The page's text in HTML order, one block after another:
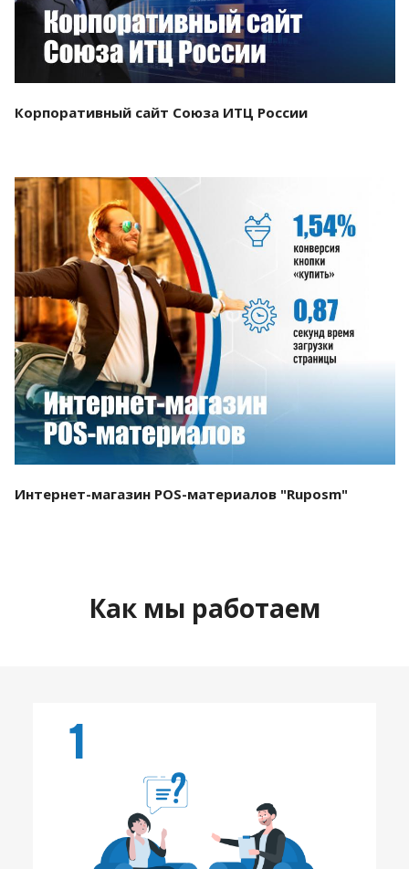
Корпоративный сайт Союза ИТЦ России
Смотреть проект
Интернет-магазин POS-материалов "Ruposm"
Как мы работаем
1